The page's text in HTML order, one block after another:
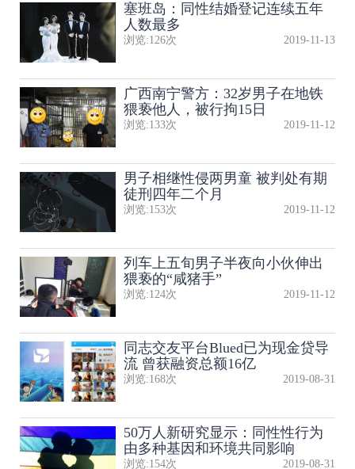
塞班岛：同性结婚登记连续五年
人数最多
浏览:126次 2019-11-13
广西南宁警方：32岁男子在地铁
猥亵他人，被行拘15日
浏览:133次 2019-11-12
男子相继性侵两男童 被判处有期
徒刑四年二个月
浏览:153次 2019-11-12
列车上五旬男子半夜向小伙伸出
猥亵的“咸猪手”
浏览:124次 2019-11-12
同志交友平台Blued已为现金贷导
流 曾获融资总额16亿
浏览:168次 2019-08-31
50万人新研究显示：同性性行为
由多种基因和环境共同影响
浏览:154次 2019-08-31